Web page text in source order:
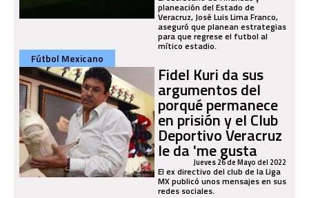
planeación del Estado de
Veracruz, José Luis Lima Franco,
aseguró que planean estrategias
para que regrese el futbol al
mítico estadio.
Fútbol Mexicano
Fidel Kuri da sus
argumentos del
porqué permanece
en prisión y el Club
Deportivo Veracruz
le da 'me gusta
Jueves 26 de Mayo del 2022
El ex directivo del club de la Liga
MX publicó unos mensajes en sus
redes sociales.